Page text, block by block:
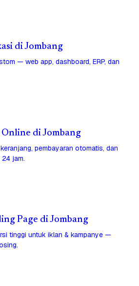
di Jombang
— web app, dashboard, ERP, dan
Online di Jombang
pembayaran otomatis, dan
jam.
Page di Jombang
tinggi untuk iklan & kampanye —